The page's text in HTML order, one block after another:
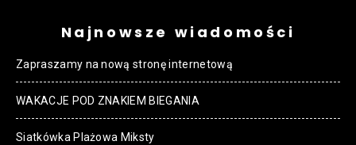
Najnowsze wiadomości
Zapraszamy na nową stronę internetową
WAKACJE POD ZNAKIEM BIEGANIA
Siatkówka Plażowa Miksty